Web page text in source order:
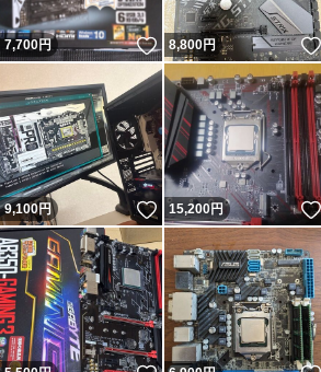
7,700円 いいね！
8,800円
9,100円 いいね！
15,200円